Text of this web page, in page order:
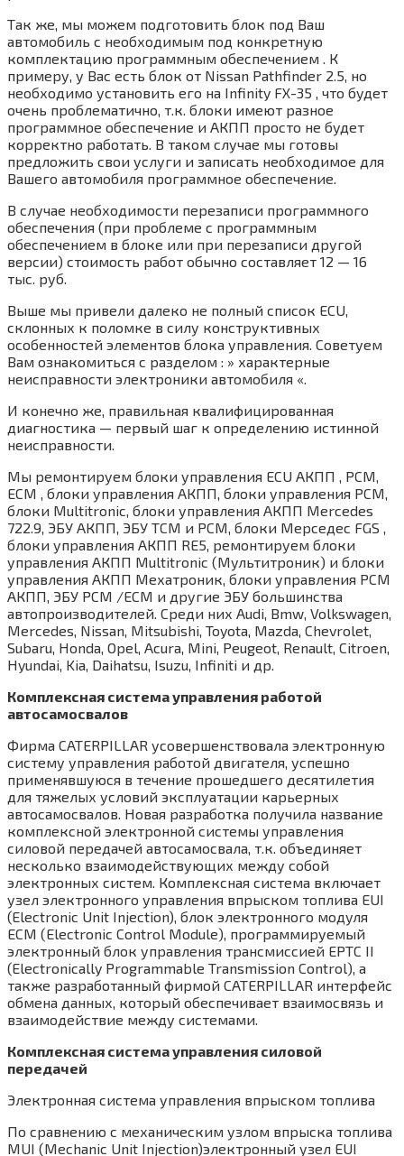
Так же, мы можем подготовить блок под Ваш
автомобиль с необходимым под конкретную
комплектацию программным обеспечением . К
примеру, у Вас есть блок от Nissan Pathfinder 2.5, но
необходимо установить его на Infinity FX-35 , что будет
очень проблематично, т.к. блоки имеют разное
программное обеспечение и АКПП просто не будет
корректно работать. В таком случае мы готовы
предложить свои услуги и записать необходимое для
Вашего автомобиля программное обеспечение.
В случае необходимости перезаписи программного
обеспечения (при проблеме с программным
обеспечением в блоке или при перезаписи другой
версии) стоимость работ обычно составляет 12 — 16
тыс. руб.
Выше мы привели далеко не полный список ECU,
склонных к поломке в силу конструктивных
особенностей элементов блока управления. Советуем
Вам ознакомиться с разделом : » характерные
неисправности электроники автомобиля «.
И конечно же, правильная квалифицированная
диагностика — первый шаг к определению истинной
неисправности.
Мы ремонтируем блоки управления ECU АКПП , PCM,
ECM , блоки управления АКПП, блоки управления PCM,
блоки Multitronic, блоки управления АКПП Mercedes
722.9, ЭБУ АКПП, ЭБУ TCM и PCM, блоки Мерседес FGS ,
блоки управления АКПП RE5, ремонтируем блоки
управления АКПП Multitronic (Мультитроник) и блоки
управления АКПП Мехатроник, блоки управления PCM
АКПП, ЭБУ PCM /ECM и другие ЭБУ большинства
автопроизводителей. Среди них Audi, Bmw, Volkswagen,
Mercedes, Nissan, Mitsubishi, Toyota, Mazda, Chevrolet,
Subaru, Honda, Opel, Acura, Mini, Peugeot, Renault, Citroen,
Hyundai, Kia, Daihatsu, Isuzu, Infiniti и др.
Комплексная система управления работой
автосамосвалов
Фирма CATERPILLAR усовершенствовала электронную
систему управления работой двигателя, успешно
применявшуюся в течение прошедшего десятилетия
для тяжелых условий эксплуатации карьерных
автосамосвалов. Новая разработка получила название
комплексной электронной системы управления
силовой передачей автосамосвала, т.к. объединяет
несколько взаимодействующих между собой
электронных систем. Комплексная система включает
узел электронного управления впрыском топлива EUI
(Electronic Unit Injection), блок электронного модуля
ЕСМ (Electronic Control Module), программируемый
электронный блок управления трансмиссией ЕРТС II
(Electronically Programmable Transmission Control), а
также разработанный фирмой CATERPILLAR интерфейс
обмена данных, который обеспечивает взаимосвязь и
взаимодействие между системами.
Комплексная система управления силовой
передачей
Электронная система управления впрыском топлива
По сравнению с механическим узлом впрыска топлива
MUI (Mechanic Unit Injection)электронный узел EUI